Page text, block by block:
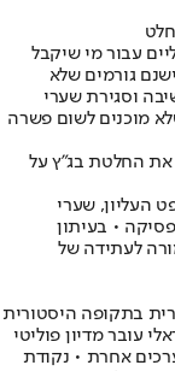
עבור מי שיקבל
גורמים שלא
של 66 אלף בחורי ישיבה וסגירת שערי
מוכנים לשום פשרה
את החלטת בג"ץ על
העליון, שערי
• בעיתון
לעתידה של
בתקופה היסטורית
הציבור הישראלי עובר מדיון פוליטי
אחרת • נקודת